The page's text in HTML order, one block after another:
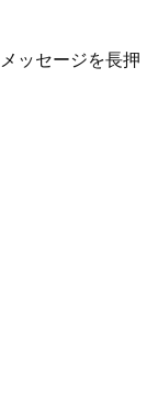
ッセージを長押